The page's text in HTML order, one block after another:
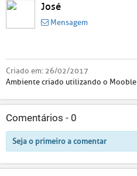
José
Mensagem
Criado em: 26/02/2017
Ambiente criado utilizando o Mooble
Comentários - 0
Seja o primeiro a comentar